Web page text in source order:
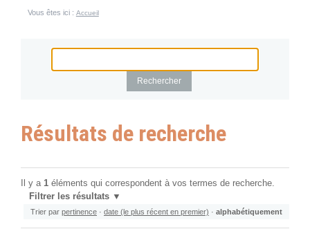
Vous êtes ici : Accueil
Résultats de recherche
Il y a 1 éléments qui correspondent à vos termes de recherche.
Filtrer les résultats
Trier par pertinence · date (le plus récent en premier) · alphabétiquement